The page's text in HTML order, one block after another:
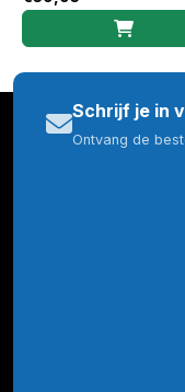
Schrijf je in
Ontvang de